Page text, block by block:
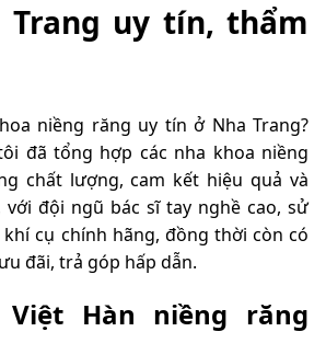
Trang uy tín, thẩm
niềng răng uy tín ở Nha Trang?
đã tổng hợp các nha khoa niềng
chất lượng, cam kết hiệu quả và
đội ngũ bác sĩ tay nghề cao, sử
cụ chính hãng, đồng thời còn có
đãi, trả góp hấp dẫn.
Hàn niềng răng